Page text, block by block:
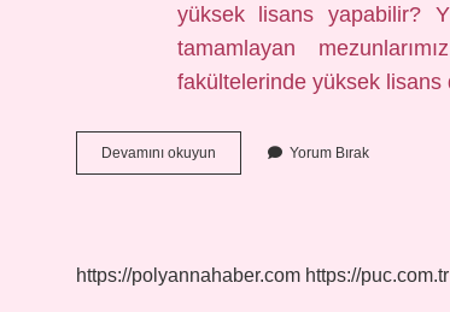
yüksek lisans yapabilir?
tamamlayan
fakültelerinde yüksek
Devamını okuyun Yönetim
Bilgi
Yorum Bırak
https://polyannahaber.com https://puc.com.tr